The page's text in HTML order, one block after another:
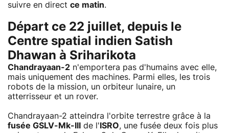
suivre en direct ce matin.
Départ ce 22 juillet, depuis le
Centre spatial indien Satish
Dhawan à Sriharikota
Chandrayaan-2 n'emportera pas d'humains avec elle,
mais uniquement des machines. Parmi elles, les trois
robots de la mission, un orbiteur lunaire, un
atterrisseur et un rover.
Chandrayaan-2 atteindra l'orbite terrestre grâce à la
fusée GSLV-Mk-III
de l' ISRO, une fusée deux fois plus